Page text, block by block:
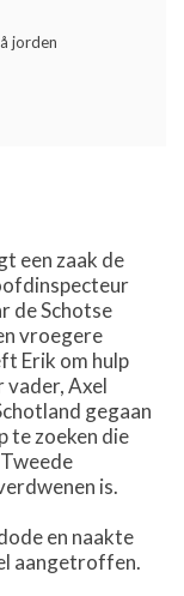
jorden
een zaak de
de Schotse
vroegere
Erik om hulp
vader, Axel
gegaan
te zoeken die
is.
en naakte
aangetroffen.